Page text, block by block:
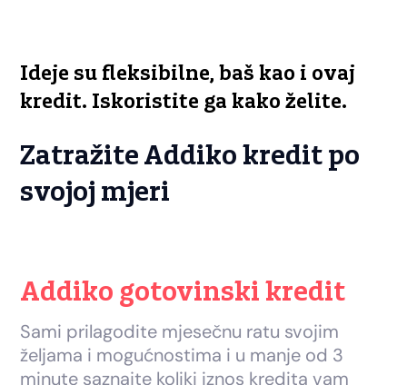
Ideje su fleksibilne, baš kao i ovaj
kredit. Iskoristite ga kako želite.
Zatražite Addiko kredit po
svojoj mjeri
Addiko gotovinski kredit
Sami prilagodite mjesečnu ratu svojim
željama i mogućnostima i u manje od 3
minute saznajte koliki iznos kredita vam